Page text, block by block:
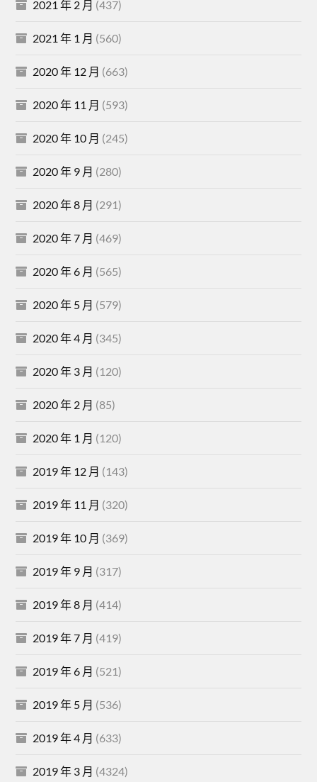
2021 年 2 月 (437)
2021 年 1 月 (560)
2020 年 12 月 (663)
2020 年 11 月 (593)
2020 年 10 月 (245)
2020 年 9 月 (280)
2020 年 8 月 (291)
2020 年 7 月 (469)
2020 年 6 月 (565)
2020 年 5 月 (579)
2020 年 4 月 (345)
2020 年 3 月 (120)
2020 年 2 月 (85)
2020 年 1 月 (120)
2019 年 12 月 (143)
2019 年 11 月 (320)
2019 年 10 月 (369)
2019 年 9 月 (317)
2019 年 8 月 (414)
2019 年 7 月 (419)
2019 年 6 月 (521)
2019 年 5 月 (536)
2019 年 4 月 (633)
2019 年 3 月 (4324)